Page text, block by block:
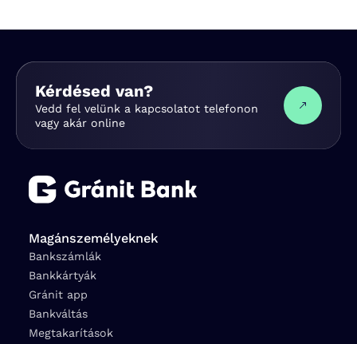
Kérdésed van?
Vedd fel velünk a kapcsolatot telefonon
vagy akár online
Magánszemélyeknek
Bankszámlák
Bankkártyák
Gránit app
Bankváltás
Megtakarítások